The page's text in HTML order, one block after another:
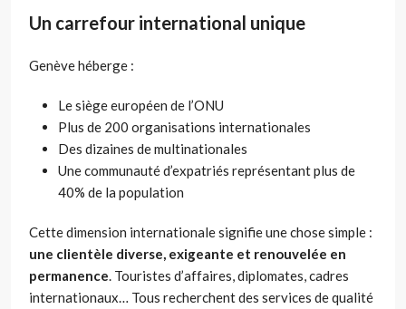
Un carrefour international unique
Genève héberge :
Le siège européen de l’ONU
Plus de 200 organisations internationales
Des dizaines de multinationales
Une communauté d’expatriés représentant plus de
40% de la population
Cette dimension internationale signifie une chose simple :
une clientèle diverse, exigeante et renouvelée en
permanence . Touristes d’affaires, diplomates, cadres
internationaux… Tous recherchent des services de qualité